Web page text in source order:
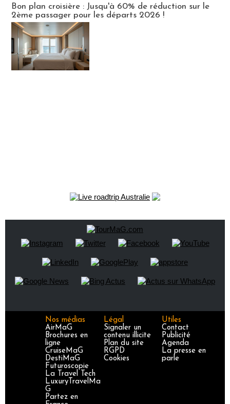
Bon plan croisière : Jusqu'à 60% de réduction sur le
2ème passager pour les départs 2026 !
Nos médias
AirMaG
Brochures en
ligne
CruiseMaG
DestiMaG
Futuroscopie
La Travel Tech
LuxuryTravelMa
G
Partez en
Légal
Signaler un
contenu illicite
Plan du site
RGPD
Cookies
Utiles
Contact
Publicité
Agenda
La presse en
parle